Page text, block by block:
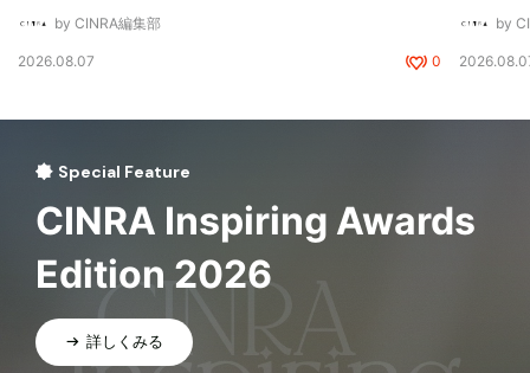
by CINRA編集部
2026.08.07 0
by
Special Feature
CINRA Inspiring Awards
Edition 2026
詳しくみる